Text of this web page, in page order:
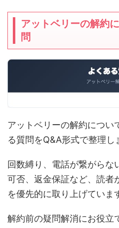
アットベリーの解約
問
アットベリーの解約につい
る質問をQ&A形式で整理し
回数縛り、電話が繋がらな
可否、返金保証など、読者
を優先的に取り上げていま
解約前の疑問解消にお役立